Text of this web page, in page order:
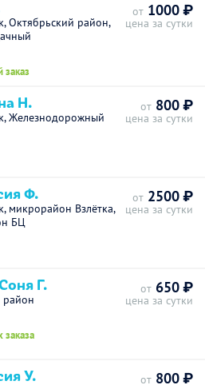
Октябрьский район,
заказ
от 1000 ₽
цена за сутки
Н.
Железнодорожный
от 800 ₽
цена за сутки
Ф.
микрорайон Взлётка,
БЦ
от 2500 ₽
цена за сутки
Г.
район
заказа
от 650 ₽
цена за сутки
У. от 800 ₽